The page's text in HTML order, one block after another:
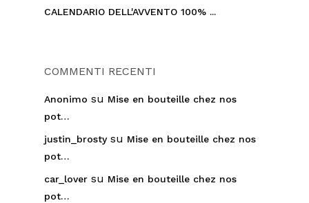
CALENDARIO DELL'AVVENTO 100% ...
COMMENTI RECENTI
Anonimo su Mise en bouteille chez nos
pot…
justin_brostysu Mise en bouteille chez nos
pot…
car_lover su Mise en bouteille chez nos
pot…